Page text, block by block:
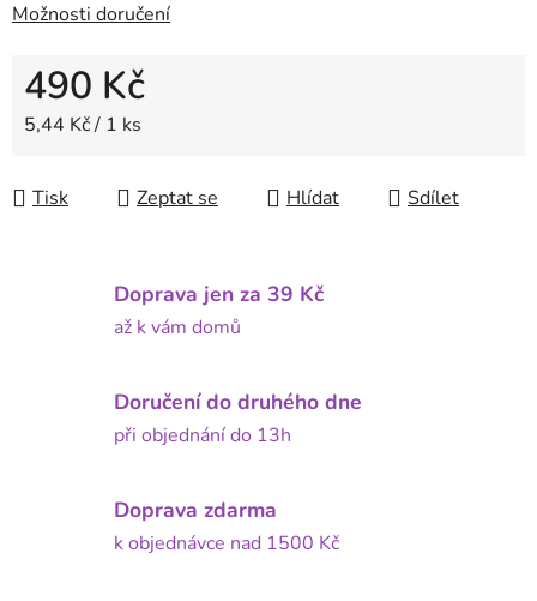
Možnosti doručení
490 Kč
Měrná cena:
5,44 Kč / 1 ks
Tisk Zeptat se Hlídat Sdílet
Doprava jen za 39 Kč
až k vám domů
Doručení do druhého dne
při objednání do 13h
Doprava zdarma
k objednávce nad 1500 Kč